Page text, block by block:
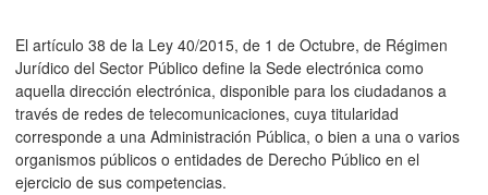
El artículo 38 de la Ley 40/2015, de 1 de Octubre, de Régimen
Jurídico del Sector Público define la Sede electrónica como
aquella dirección electrónica, disponible para los ciudadanos a
través de redes de telecomunicaciones, cuya titularidad
corresponde a una Administración Pública, o bien a una o varios
organismos públicos o entidades de Derecho Público en el
ejercicio de sus competencias.